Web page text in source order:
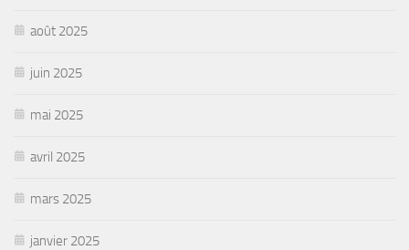
août 2025
juin 2025
mai 2025
avril 2025
mars 2025
janvier 2025